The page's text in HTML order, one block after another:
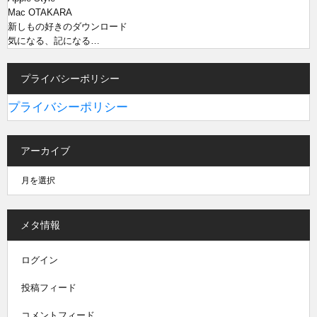
Mac OTAKARA
新しもの好きのダウンロード
気になる、記になる…
プライバシーポリシー
プライバシーポリシー
アーカイブ
メタ情報
ログイン
投稿フィード